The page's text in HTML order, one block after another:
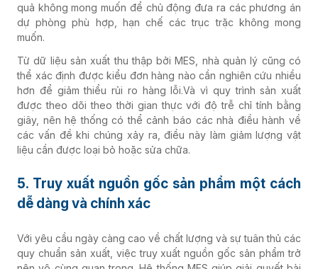
quả không mong muốn để chủ động đưa ra các phương án
dự phòng phù hợp, hạn chế các trục trặc không mong
muốn.
Từ dữ liệu sản xuất thu thập bởi MES, nhà quản lý cũng có
thể xác định được kiểu đơn hàng nào cần nghiên cứu nhiều
hơn để giảm thiểu rủi ro hàng lỗi.Và vì quy trình sản xuất
được theo dõi theo thời gian thực với độ trễ chỉ tính bằng
giây, nên hệ thống có thể cảnh báo các nhà điều hành về
các vấn đề khi chúng xảy ra, điều này làm giảm lượng vật
liệu cần được loại bỏ hoặc sửa chữa.
5. Truy xuất nguồn gốc sản phẩm một cách
dễ dàng và chính xác
Với yêu cầu ngày càng cao về chất lượng và sự tuân thủ các
quy chuẩn sản xuất, việc truy xuất nguồn gốc sản phẩm trở